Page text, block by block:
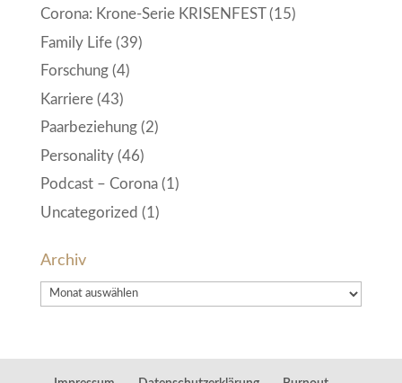
Corona: Krone-Serie KRISENFEST(15)
Family Life(39)
Forschung(4)
Karriere(43)
Paarbeziehung(2)
Personality(46)
Podcast – Corona(1)
Uncategorized (1)
Archiv
Archiv